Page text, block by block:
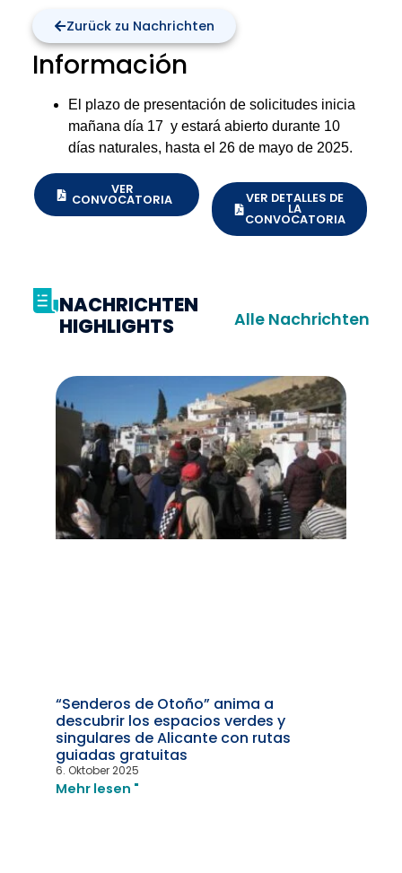
Zurück zu Nachrichten
Información
El plazo de presentación de solicitudes inicia
mañana día 17 y estará abierto durante 10
días naturales, hasta el 26 de mayo de 2025.
VER
CONVOCATORIA VER DETALLES DE
LA
CONVOCATORIA
NACHRICHTEN
HIGHLIGHTS
Alle Nachrichten
“Senderos de Otoño” anima a
descubrir los espacios verdes y
singulares de Alicante con rutas
guiadas gratuitas
6. Oktober 2025
Mehr lesen "